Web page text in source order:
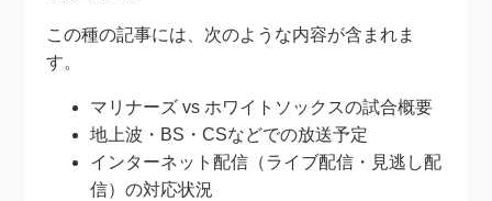
この種の記事には、次のような内容が含まれま
す。
マリナーズ vs ホワイトソックスの試合概要
地上波・BS・CSなどでの放送予定
インターネット配信（ライブ配信・見逃し配
信）の対応状況